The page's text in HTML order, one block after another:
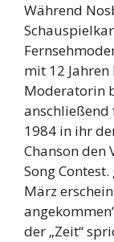
Während
mit 12
Moderatorin
anschließend
1984 in ihr
Chanson den
Song
März
der „Zeit“